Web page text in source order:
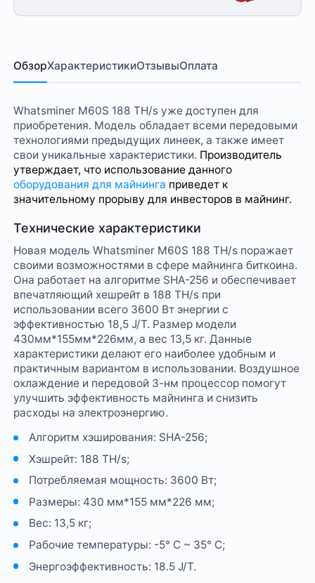
ОбзорХарактеристикиОтзывыОплата
Whatsminer M60S 188 TH/s уже доступен для
приобретения. Модель обладает всеми передовыми
технологиями предыдущих линеек, а также имеет
свои уникальные характеристики. Производитель
утверждает, что использование данного
оборудования для майнинга приведет к
значительному прорыву для инвесторов в майнинг.
Технические характеристики
Новая модель Whatsminer M60S 188 TH/s поражает
своими возможностями в сфере майнинга биткоина.
Она работает на алгоритме SHA-256 и обеспечивает
впечатляющий хешрейт в 188 TH/s при
использовании всего 3600 Вт энергии с
эффективностью 18,5 J/T. Размер модели
430мм*155мм*226мм, а вес 13,5 кг. Данные
характеристики делают его наиболее удобным и
практичным вариантом в использовании. Воздушное
охлаждение и передовой 3-нм процессор помогут
улучшить эффективность майнинга и снизить
расходы на электроэнергию.
Алгоритм хэширования: SHA-256;
Хэшрейт: 188 TH/s;
Потребляемая мощность: 3600 Вт;
Размеры: 430 мм*155 мм*226 мм;
Вес: 13,5 кг;
Рабочие температуры: -5° C ~ 35° C;
Энергоэффективность: 18.5 J/T.